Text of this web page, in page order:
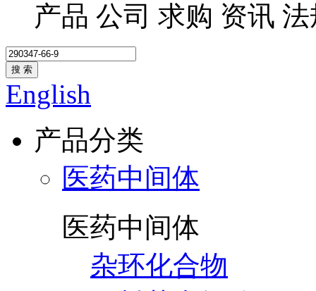
产品 公司 求购 资讯 法
搜 索
English
产品分类
医药中间体
医药中间体
杂环化合物